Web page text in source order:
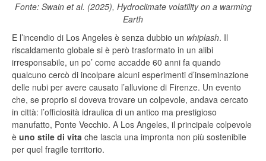
Fonte: Swain et al. (2025), Hydroclimate volatility on a warming
Earth
E l’incendio di Los Angeles è senza dubbio un whiplash. Il
riscaldamento globale si è però trasformato in un alibi
irresponsabile, un po’ come accadde 60 anni fa quando
qualcuno cercò di incolpare alcuni esperimenti d’inseminazione
delle nubi per avere causato l’alluvione di Firenze. Un evento
che, se proprio si doveva trovare un colpevole, andava cercato
in città: l’officiosità idraulica di un antico ma prestigioso
manufatto, Ponte Vecchio. A Los Angeles, il principale colpevole
è uno stile di vita che lascia una impronta non più sostenibile
per quel fragile territorio.